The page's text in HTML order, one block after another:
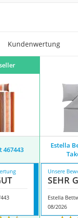
Kundenwertung
‎467443
Estella
Unsere
SEHR
08/2026